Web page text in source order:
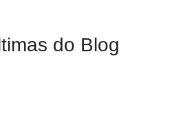
do Blog